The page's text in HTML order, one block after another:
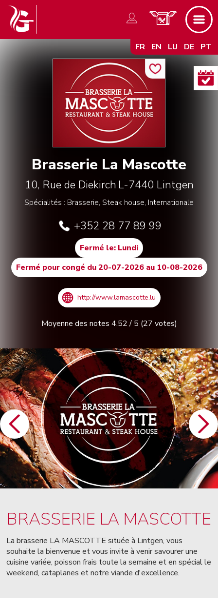
FR EN LU DE PT
Brasserie La Mascotte
10, Rue de Diekirch L-7440 Lintgen
Spécialités : Brasserie, Steak house, Internationale
+352 28 77 89 99
Fermé le: Lundi
Fermé pour congé du 20-07-2026 au 10-08-2026
http://www.lamascotte.lu
Moyenne des notes 4.52/ 5 (27 votes)
BRASSERIE LA MASCOTTE
La brasserie LA MASCOTTE située à Lintgen, vous
souhaite la bienvenue et vous invite à venir savourer une
cuisine variée, poisson frais toute la semaine et en spécial le
weekend, cataplanes et notre viande d'excellence.